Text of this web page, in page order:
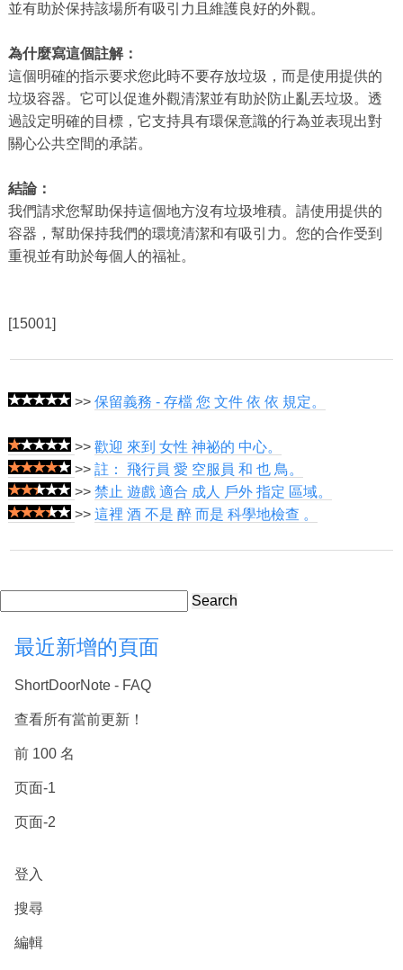
並有助於保持該場所有吸引力且維護良好的外觀。
為什麼寫這個註解：
這個明確的指示要求您此時不要存放垃圾，而是使用提供的
垃圾容器。它可以促進外觀清潔並有助於防止亂丟垃圾。透
過設定明確的目標，它支持具有環保意識的行為並表現出對
關心公共空間的承諾。
結論：
我們請求您幫助保持這個地方沒有垃圾堆積。請使用提供的
容器，幫助保持我們的環境清潔和有吸引力。您的合作受到
重視並有助於每個人的福祉。
[15001]
>> 保留義務 - 存檔 您 文件 依 依 規定。
>> 歡迎 來到 女性 神祕的 中心。
>> 註： 飛行員 愛 空服員 和 也 鳥。
>> 禁止 遊戲 適合 成人 戶外 指定 區域。
>> 這裡 酒 不是 醉 而是 科學地檢查 。
Search
最近新增的頁面
ShortDoorNote - FAQ
查看所有當前更新！
前 100 名
页面-1
页面-2
登入
搜尋
編輯